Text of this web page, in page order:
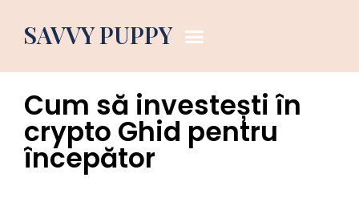
SAVVY PUPPY
Cum să investești în
crypto Ghid pentru
începător